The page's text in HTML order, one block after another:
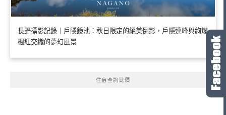
長野攝影記錄｜戶隱鏡池：秋日限定的絕美倒影，戶隱連峰與絢爛
楓紅交織的夢幻風景
住宿查詢比價